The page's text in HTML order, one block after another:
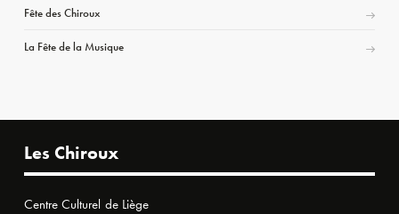
Fête des Chiroux
La Fête de la Musique
Les Chiroux
Centre Culturel de Liège